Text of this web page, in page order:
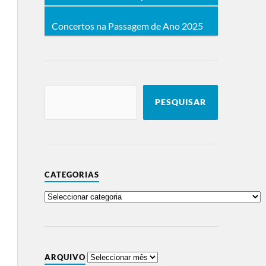
Concertos na Passagem de Ano 2025
PESQUISAR
CATEGORIAS
ARQUIVO